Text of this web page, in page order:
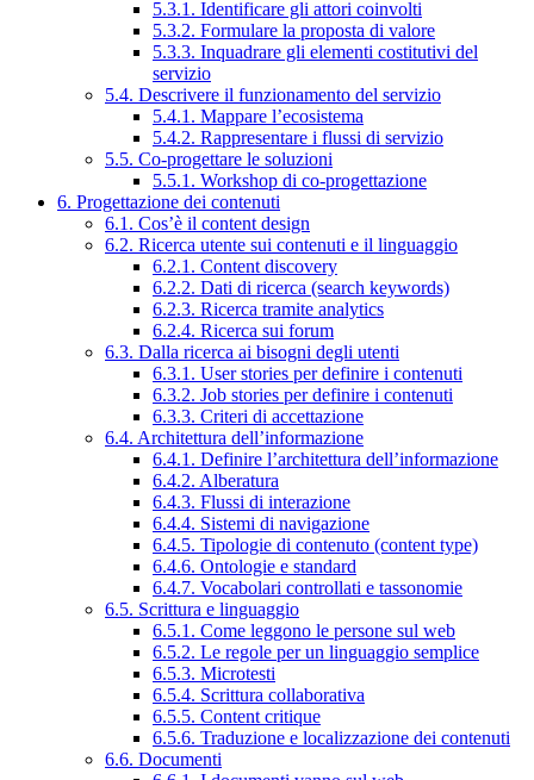
5.3.1. Identificare gli attori coinvolti
5.3.2. Formulare la proposta di valore
5.3.3. Inquadrare gli elementi costitutivi del
servizio
5.4. Descrivere il funzionamento del servizio
5.4.1. Mappare l’ecosistema
5.4.2. Rappresentare i flussi di servizio
5.5. Co-progettare le soluzioni
5.5.1. Workshop di co-progettazione
6. Progettazione dei contenuti
6.1. Cos’è il content design
6.2. Ricerca utente sui contenuti e il linguaggio
6.2.1. Content discovery
6.2.2. Dati di ricerca (search keywords)
6.2.3. Ricerca tramite analytics
6.2.4. Ricerca sui forum
6.3. Dalla ricerca ai bisogni degli utenti
6.3.1. User stories per definire i contenuti
6.3.2. Job stories per definire i contenuti
6.3.3. Criteri di accettazione
6.4. Architettura dell’informazione
6.4.1. Definire l’architettura dell’informazione
6.4.2. Alberatura
6.4.3. Flussi di interazione
6.4.4. Sistemi di navigazione
6.4.5. Tipologie di contenuto (content type)
6.4.6. Ontologie e standard
6.4.7. Vocabolari controllati e tassonomie
6.5. Scrittura e linguaggio
6.5.1. Come leggono le persone sul web
6.5.2. Le regole per un linguaggio semplice
6.5.3. Microtesti
6.5.4. Scrittura collaborativa
6.5.5. Content critique
6.5.6. Traduzione e localizzazione dei contenuti
6.6. Documenti